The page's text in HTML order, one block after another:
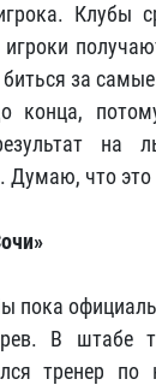
Клубы
биться за
конца,
на
Думаю, что
пока
В штабе
тренер